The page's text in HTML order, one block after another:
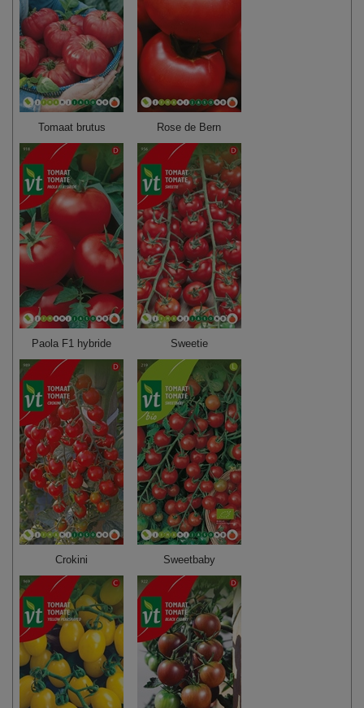
Tomaat brutus Rose de Bern
Paola F1 hybride Sweetie
Crokini Sweetbaby